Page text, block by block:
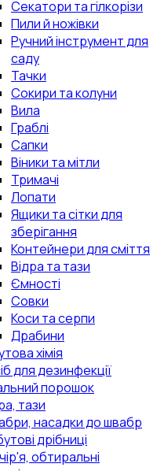
Секатори та гілкорізи
Пили й ножівки
Ручний інструмент для
саду
Тачки
Сокири та колуни
Вила
Граблі
Сапки
Віники та мітли
Тримачі
Лопати
Ящики та сітки для
зберігання
Контейнери для сміття
Відра та тази
Ємності
Совки
Коси та серпи
Драбини
хімія
для дезинфекції
порошок
тази
насадки до швабр
дрібниці
обтиральні